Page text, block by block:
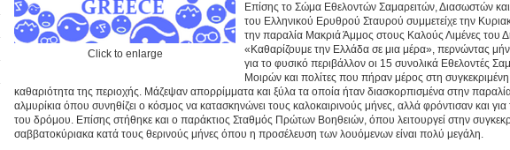
Click to enlarge
Eπίσης το Σώμα Εθελοντών Σαμαρειτών, Διασωστών
του Ελληνικού Ερυθρού Σταυρού συμμετείχε την
την παραλία Μακριά Άμμος στους Καλούς Λιμένες
«Καθαρίζουμε την Ελλάδα σε μια μέρα», περνώντας
για το φυσικό περιβάλλον οι 15 συνολικά Εθελοντές
Μοιρών και πολίτες που πήραν μέρος στη
καθαριότητα της περιοχής. Μάζεψαν απορρίμματα και ξύλα τα οποία ήταν διασκορπισμένα στην
αλμυρίκια όπου συνηθίζει ο κόσμος να κατασκηνώνει τους καλοκαιρινούς μήνες, αλλά φρόντισαν και
του δρόμου. Επίσης στήθηκε και ο παράκτιος Σταθμός Πρώτων Βοηθειών, όπου λειτουργεί στην
σαββατοκύριακα κατά τους θερινούς μήνες όπου η προσέλευση των λουόμενων είναι πολύ μεγάλη.